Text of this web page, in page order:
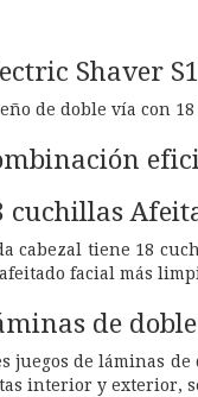
Shaver
de doble vía con
cuchillas
cabezal tiene 18
facial más
de
juegos de láminas
interior y exterior,